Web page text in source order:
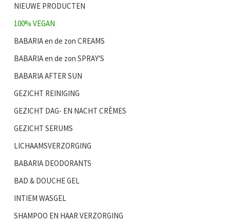
NIEUWE PRODUCTEN
100% VEGAN
BABARIA en de zon CREAMS
BABARIA en de zon SPRAY'S
BABARIA AFTER SUN
GEZICHT REINIGING
GEZICHT DAG- EN NACHT CRÈMES
GEZICHT SERUMS
LICHAAMSVERZORGING
BABARIA DEODORANTS
BAD & DOUCHE GEL
INTIEM WASGEL
SHAMPOO EN HAAR VERZORGING